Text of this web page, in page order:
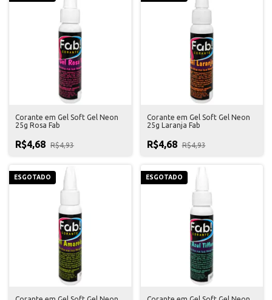
Corante em Gel Soft Gel Neon
25g Rosa Fab
R$4,68 R$4,93
Corante em Gel Soft Gel Neon
25g Laranja Fab
R$4,68 R$4,93
ESGOTADO ESGOTADO